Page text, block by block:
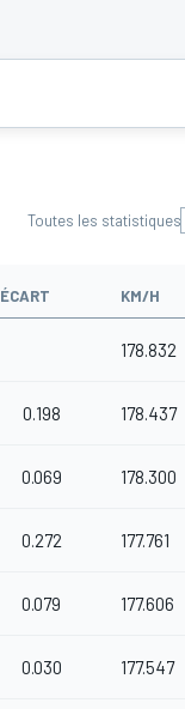
Toutes les statistiques
ÉCART KM/H
178.832
0.198 178.437
0.069 178.300
0.272 177.761
0.079 177.606
0.030 177.547